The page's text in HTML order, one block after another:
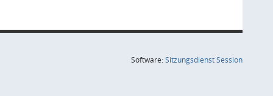
Software:SitzungsdienstSession(Wird in